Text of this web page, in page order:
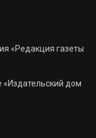
«Редакция газеты
«Издательский дом